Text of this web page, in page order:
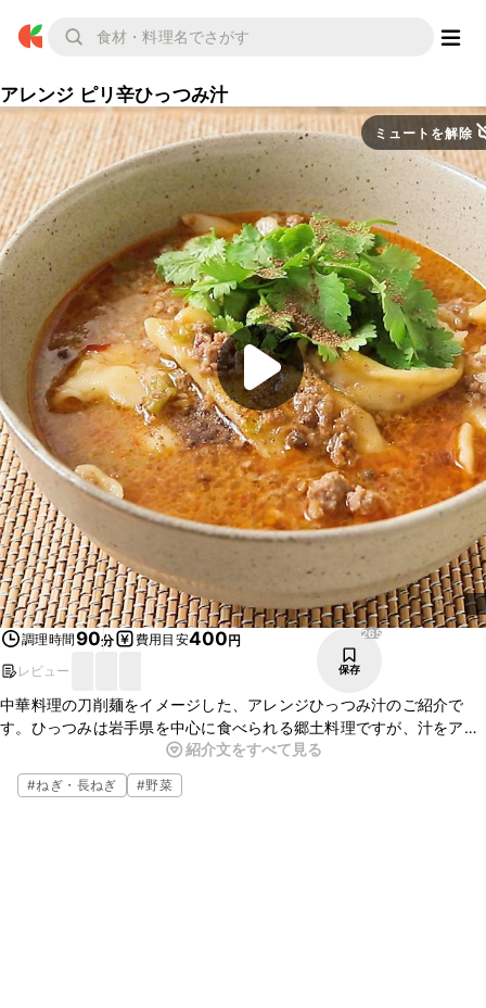
アレンジ ピリ辛ひっつみ汁
ミュートを解除
調理時間90分 費用目安400円
レビュー
265
保存
中華料理の刀削麺をイメージした、アレンジひっつみ汁のご紹介で
す。ひっつみは岩手県を中心に食べられる郷土料理ですが、汁をアレ
ンジすればいつもとはひと味違う一品になります。花椒の爽やかな辛
味が効いた辛いスープがよく絡んでおいしいですよ。ぜひ作ってみて
くださいね。
紹介文をすべて見る
#ねぎ・長ねぎ #野菜